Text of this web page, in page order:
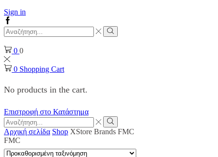
Sign in
Facebook
Search
input
Search
0 0
0 Shopping Cart
No products in the cart.
Επιστροφή στο Κατάστημα
Search
input
Search
Αρχική σελίδα Shop XStore Brands FMC
FMC